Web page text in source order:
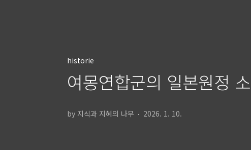
historie
여몽연합군의 일본원정
by 지식과 지혜의 나무 2026. 1. 10.